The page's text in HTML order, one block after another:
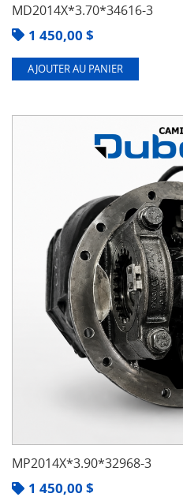
MD2014X*3.70*34616-3
1 450,00 $
AJOUTER AU PANIER
MP2014X*3.90*32968-3
1 450,00 $